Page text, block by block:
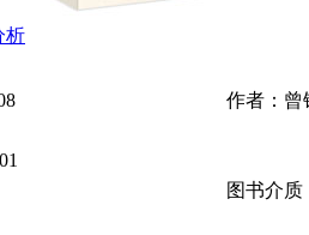
析
作者：曾
图书介质